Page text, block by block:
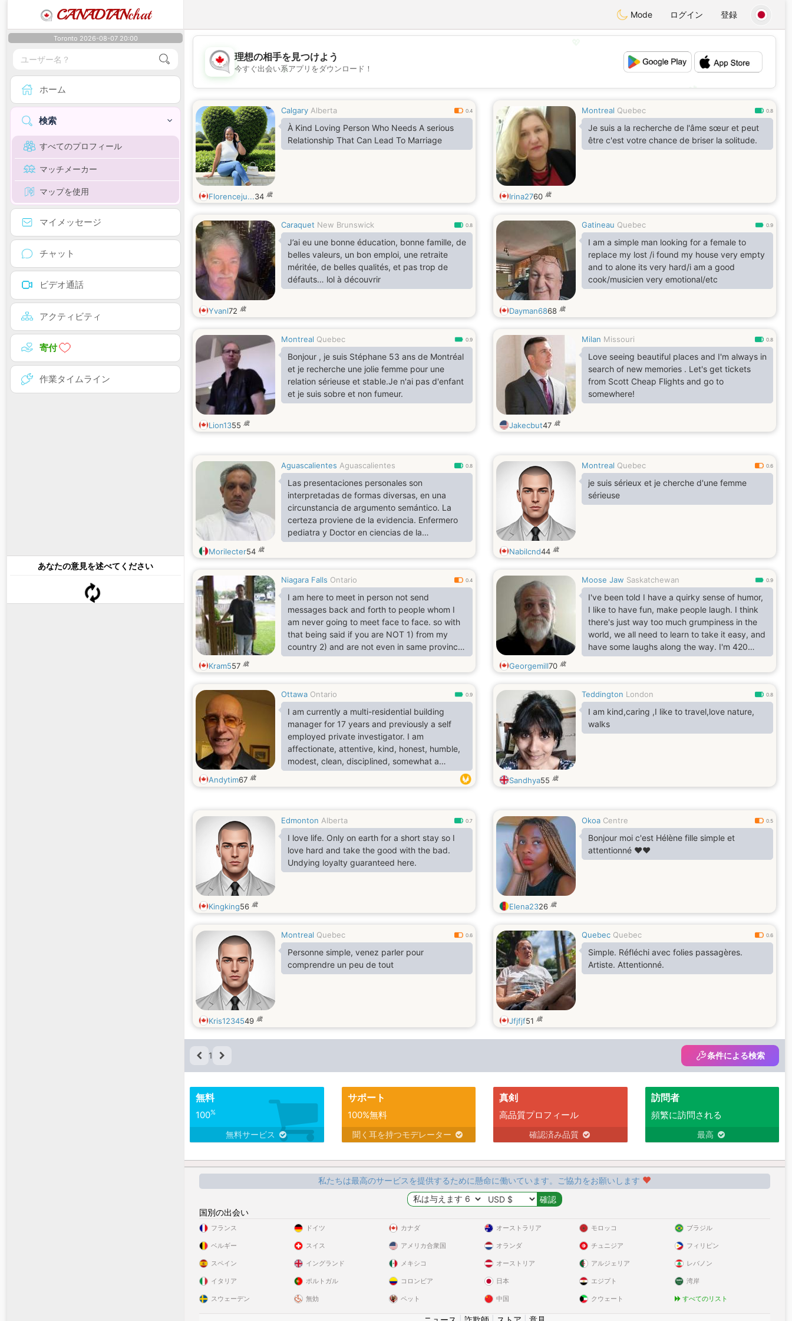
CANADIANchat Mode ログイン 登録
Toronto 2026-08-07 20:00
ホーム
検索
すべてのプロフィール
マッチメーカー
マップを使用
マイメッセージ
チャット
ビデオ通話
アクティビティ
寄付
作業タイムライン
あなたの意見を述べてください
💖
理想の相手を見つけよう
今すぐ出会い系アプリをダウンロード！
Calgary Alberta 0.4
À Kind Loving Person Who Needs A serious
Relationship That Can Lead To Marriage
Florenceju...34 歳
Montreal Quebec 0.8
Je suis a la recherche de l'âme sœur et peut
être c'est votre chance de briser la solitude.
Irina2760 歳
Caraquet New Brunswick 0.8
J’ai eu une bonne éducation, bonne famille, de
belles valeurs, un bon emploi, une retraite
méritée, de belles qualités, et pas trop de
défauts… lol à découvrir
Yvanl72 歳
Gatineau Quebec 0.9
I am a simple man looking for a female to
replace my lost /i found my house very empty
and to alone its very hard/i am a good
cook/musicien very emotional/etc
Dayman6868 歳
Montreal Quebec 0.9
Bonjour , je suis Stéphane 53 ans de Montréal
et je recherche une jolie femme pour une
relation sérieuse et stable.Je n'ai pas d'enfant
et je suis sobre et non fumeur.
Lion1355 歳
Milan Missouri 0.8
Love seeing beautiful places and I'm always in
search of new memories . Let's get tickets
from Scott Cheap Flights and go to
somewhere!
Jakecbut47 歳
Aguascalientes Aguascalientes 0.8
Las presentaciones personales son
interpretadas de formas diversas, en una
circunstancia de argumento semántico. La
certeza proviene de la evidencia. Enfermero
pediatra y Doctor en ciencias de la
educación.
Morilecter54 歳
Montreal Quebec 0.6
je suis sérieux et je cherche d'une femme
sérieuse
Nabilcnd44 歳
Niagara Falls Ontario 0.4
I am here to meet in person not send
messages back and forth to people whom I
am never going to meet face to face. so with
that being said if you are NOT 1) from my
country 2) and are not even in same province
as me DO NOT MESSAGE ME as you are
wasting my time and yours thank you for
Kram557 歳
Moose Jaw Saskatchewan 0.9
I've been told I have a quirky sense of humor,
I like to have fun, make people laugh. I think
there's just way too much grumpiness in the
world, we all need to learn to take it easy, and
have some laughs along the way. I'm 420
friendly and a non drinker, by the way, my
name is Brew, not georgemill. English only
Georgemill70 歳
Ottawa Ontario 0.9
I am currently a multi-residential building
manager for 17 years and previously a self
employed private investigator. I am
affectionate, attentive, kind, honest, humble,
modest, clean, disciplined, somewhat a
homebody, non smoker, non drug user, non
drunkard, non aggressive. I enjoy movies,
historical sites, sometimes camping &
kayaking.
Andytim67 歳
Teddington London 0.8
I am kind,caring ,I like to travel,love nature,
walks
Sandhya55 歳
Edmonton Alberta 0.7
I love life. Only on earth for a short stay so I
love hard and take the good with the bad.
Undying loyalty guaranteed here.
Kingking56 歳
Okoa Centre 0.5
Bonjour moi c'est Hélène fille simple et
attentionné ❤️❤️
Elena2326 歳
Montreal Quebec 0.6
Personne simple, venez parler pour
comprendre un peu de tout
Kris1234549 歳
Quebec Quebec 0.6
Simple. Réfléchi avec folies passagères.
Artiste. Attentionné.
Jfjfjf51 歳
1 条件による検索
無料
100%
無料サービス
サポート
100%無料
聞く耳を持つモデレーター
真剣
高品質プロフィール
確認済み品質
訪問者
頻繁に訪問される
最高
私たちは最高のサービスを提供するために懸命に働いています。ご協力をお願いします
国別の出会い
フランス
ベルギー
スペイン
イタリア
スウェーデン
ドイツ
スイス
イングランド
ポルトガル
無効
カナダ
アメリカ合衆国
メキシコ
コロンビア
ペット
オーストラリア
オランダ
オーストリア
日本
中国
モロッコ
チュニジア
アルジェリア
エジプト
クウェート
ブラジル
フィリピン
レバノン
湾岸
すべてのリスト